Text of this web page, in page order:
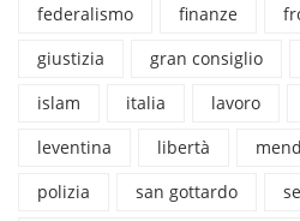
federalismo
finanze
giustizia
gran consiglio
islam
italia lavoro
leventina
libertà
polizia
san gottardo